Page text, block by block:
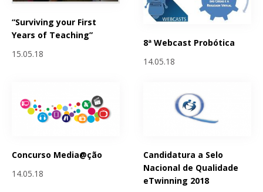
“Surviving your First
Years of Teaching”
15.05.18
8ª Webcast Probótica
14.05.18
Concurso Media@ção
14.05.18
Candidatura a Selo
Nacional de Qualidade
eTwinning 2018